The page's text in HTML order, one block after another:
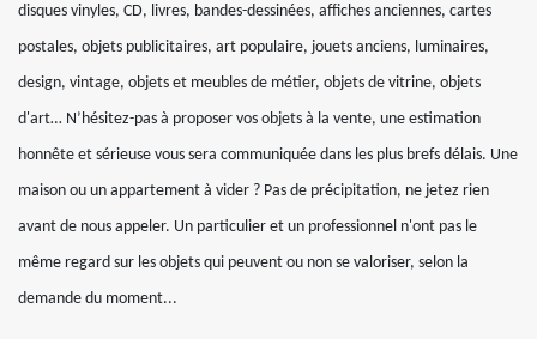
disques vinyles, CD, livres, bandes-dessinées, affiches anciennes, cartes
postales, objets publicitaires, art populaire, jouets anciens, luminaires,
design, vintage, objets et meubles de métier, objets de vitrine, objets
d'art… N’hésitez-pas à proposer vos objets à la vente, une estimation
honnête et sérieuse vous sera communiquée dans les plus brefs délais. Une
maison ou un appartement à vider ? Pas de précipitation, ne jetez rien
avant de nous appeler. Un particulier et un professionnel n'ont pas le
même regard sur les objets qui peuvent ou non se valoriser, selon la
demande du moment...